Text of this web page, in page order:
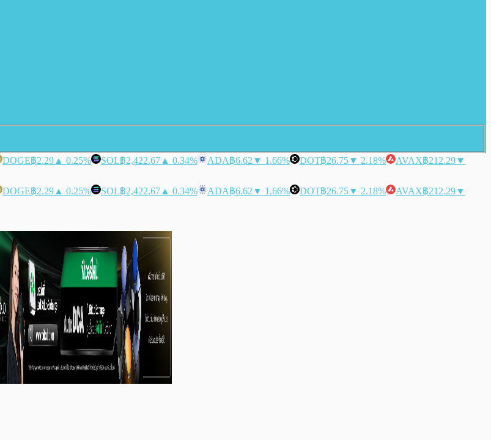
DOGE฿2.29 ▲ 0.25% SOL฿2,422.67 ▲ 0.34% ADA฿6.62 ▼ 1.66% DOT฿26.75▼ 2.18% AVAX฿212.29▼
DOGE฿2.29 ▲ 0.25% SOL฿2,422.67 ▲ 0.34% ADA฿6.62 ▼ 1.66% DOT฿26.75▼ 2.18% AVAX฿212.29▼